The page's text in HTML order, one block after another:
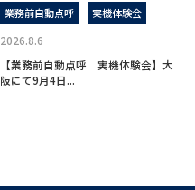
業務前自動点呼 実機体験会
2026.8.6
【業務前自動点呼 実機体験会】大
阪にて9月4日...